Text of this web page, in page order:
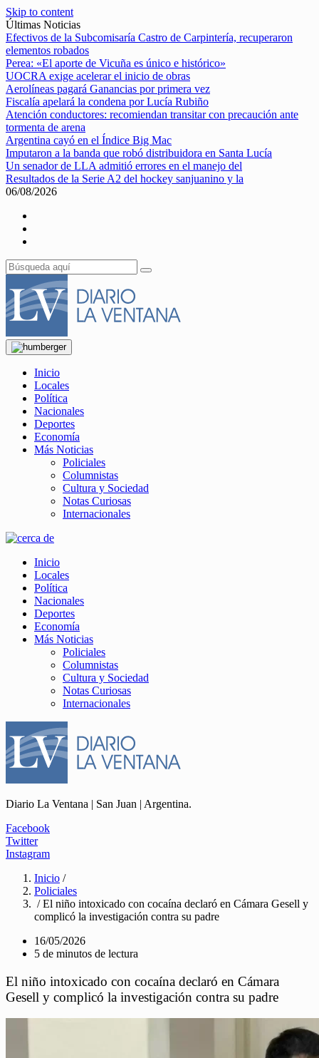
Skip to content
Últimas Noticias
Efectivos de la Subcomisaría Castro de Carpintería, recuperaron
elementos robados
Perea: «El aporte de Vicuña es único e histórico»
UOCRA exige acelerar el inicio de obras
Aerolíneas pagará Ganancias por primera vez
Fiscalía apelará la condena por Lucía Rubiño
Atención conductores: recomiendan transitar con precaución ante
tormenta de arena
Argentina cayó en el Índice Big Mac
Imputaron a la banda que robó distribuidora en Santa Lucía
Un senador de LLA admitió errores en el manejo del
Resultados de la Serie A2 del hockey sanjuanino y la
06/08/2026
Inicio
Locales
Política
Nacionales
Deportes
Economía
Más Noticias
Policiales
Columnistas
Cultura y Sociedad
Notas Curiosas
Internacionales
Inicio
Locales
Política
Nacionales
Deportes
Economía
Más Noticias
Policiales
Columnistas
Cultura y Sociedad
Notas Curiosas
Internacionales
Diario La Ventana | San Juan | Argentina.
Facebook
Twitter
Instagram
Inicio /
Policiales
/ El niño intoxicado con cocaína declaró en Cámara Gesell y
complicó la investigación contra su padre
16/05/2026
5 de minutos de lectura
El niño intoxicado con cocaína declaró en Cámara
Gesell y complicó la investigación contra su padre